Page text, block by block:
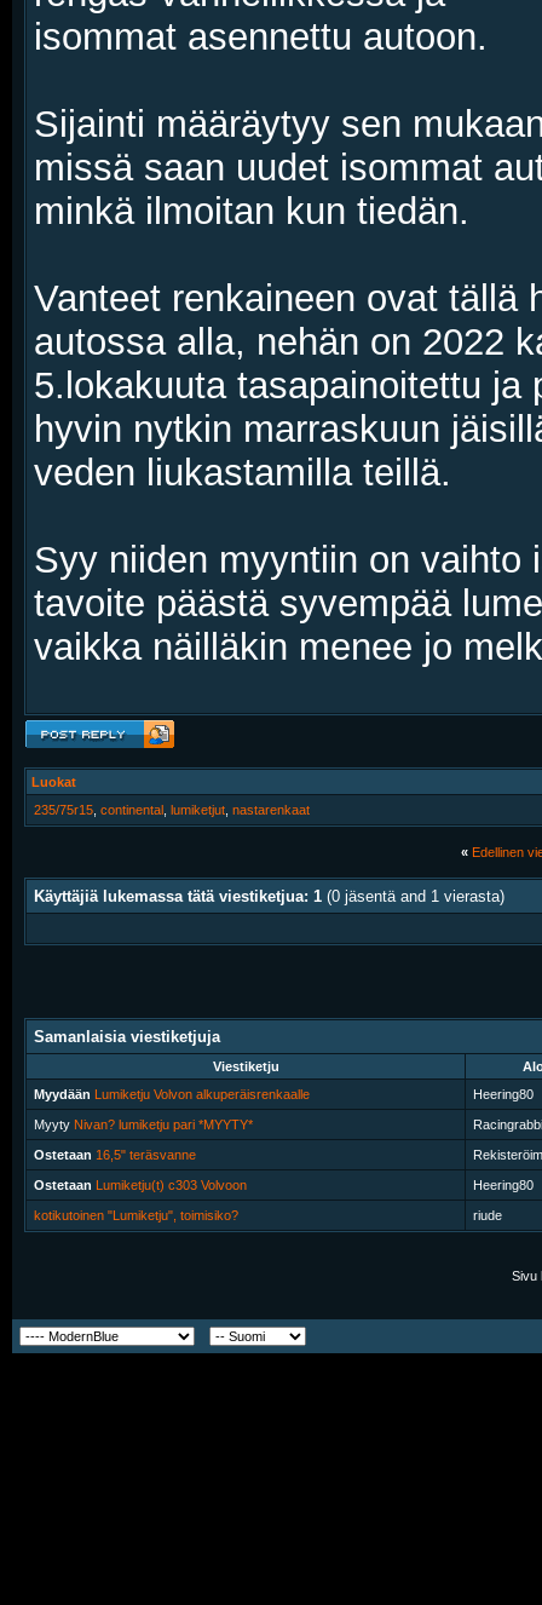
isommat asennettu autoon.
Sijainti määräytyy sen
missä saan uudet isommat
minkä ilmoitan kun tiedän.
Vanteet renkaineen ovat tällä
autossa alla, nehän on 2022
5.lokakuuta tasapainoitettu ja
hyvin nytkin marraskuun
veden liukastamilla teillä.
Syy niiden myyntiin on vaihto
tavoite päästä syvempää
vaikka näilläkin menee jo
Luokat
235/75r15 continental lumiketjut nastarenkaat
« Edellinen
Käyttäjiä lukemassa tätä viestiketjua: 1 (0 jäsentä and 1 vierasta)
Samanlaisia viestiketjuja
Viestiketju
Myydään Lumiketju Volvon alkuperäisrenkaalle Heering80
Myyty Nivan? lumiketju pari *MYYTY*
Ostetaan 16,5" teräsvanne
Ostetaan Lumiketju(t) c303 Volvoon Heering80
kotikutoinen "Lumiketju", toimisiko? riude
Sivu